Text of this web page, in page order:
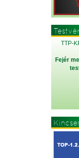
TTP-
Fejér